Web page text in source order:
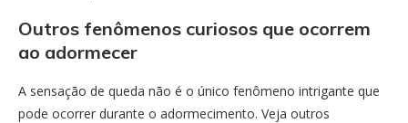
Outros fenômenos curiosos que ocorrem
ao adormecer
A sensação de queda não é o único fenômeno intrigante que
pode ocorrer durante o adormecimento. Veja outros